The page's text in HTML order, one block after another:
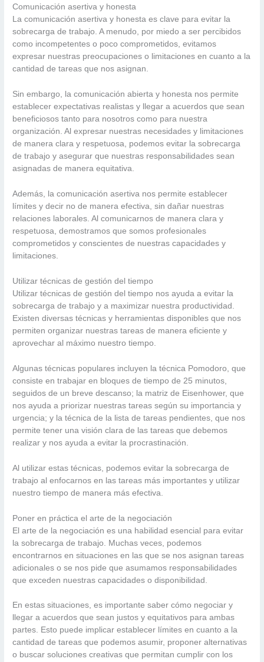
Comunicación asertiva y honesta
La comunicación asertiva y honesta es clave para evitar la
sobrecarga de trabajo. A menudo, por miedo a ser percibidos
como incompetentes o poco comprometidos, evitamos
expresar nuestras preocupaciones o limitaciones en cuanto a la
cantidad de tareas que nos asignan.
Sin embargo, la comunicación abierta y honesta nos permite
establecer expectativas realistas y llegar a acuerdos que sean
beneficiosos tanto para nosotros como para nuestra
organización. Al expresar nuestras necesidades y limitaciones
de manera clara y respetuosa, podemos evitar la sobrecarga
de trabajo y asegurar que nuestras responsabilidades sean
asignadas de manera equitativa.
Además, la comunicación asertiva nos permite establecer
límites y decir no de manera efectiva, sin dañar nuestras
relaciones laborales. Al comunicarnos de manera clara y
respetuosa, demostramos que somos profesionales
comprometidos y conscientes de nuestras capacidades y
limitaciones.
Utilizar técnicas de gestión del tiempo
Utilizar técnicas de gestión del tiempo nos ayuda a evitar la
sobrecarga de trabajo y a maximizar nuestra productividad.
Existen diversas técnicas y herramientas disponibles que nos
permiten organizar nuestras tareas de manera eficiente y
aprovechar al máximo nuestro tiempo.
Algunas técnicas populares incluyen la técnica Pomodoro, que
consiste en trabajar en bloques de tiempo de 25 minutos,
seguidos de un breve descanso; la matriz de Eisenhower, que
nos ayuda a priorizar nuestras tareas según su importancia y
urgencia; y la técnica de la lista de tareas pendientes, que nos
permite tener una visión clara de las tareas que debemos
realizar y nos ayuda a evitar la procrastinación.
Al utilizar estas técnicas, podemos evitar la sobrecarga de
trabajo al enfocarnos en las tareas más importantes y utilizar
nuestro tiempo de manera más efectiva.
Poner en práctica el arte de la negociación
El arte de la negociación es una habilidad esencial para evitar
la sobrecarga de trabajo. Muchas veces, podemos
encontrarnos en situaciones en las que se nos asignan tareas
adicionales o se nos pide que asumamos responsabilidades
que exceden nuestras capacidades o disponibilidad.
En estas situaciones, es importante saber cómo negociar y
llegar a acuerdos que sean justos y equitativos para ambas
partes. Esto puede implicar establecer límites en cuanto a la
cantidad de tareas que podemos asumir, proponer alternativas
o buscar soluciones creativas que permitan cumplir con los